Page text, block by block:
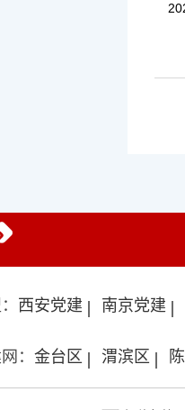
西安党建 南京党建
： 金台区 渭滨区